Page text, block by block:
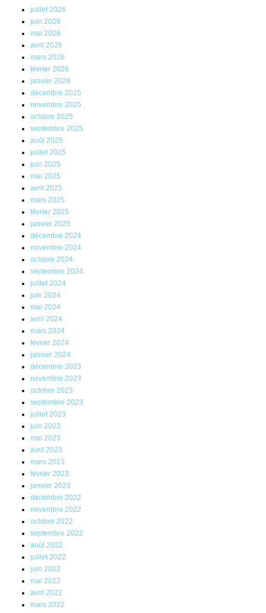
juillet 2026
juin 2026
mai 2026
avril 2026
mars 2026
février 2026
janvier 2026
décembre 2025
novembre 2025
octobre 2025
septembre 2025
août 2025
juillet 2025
juin 2025
mai 2025
avril 2025
mars 2025
février 2025
janvier 2025
décembre 2024
novembre 2024
octobre 2024
septembre 2024
juillet 2024
juin 2024
mai 2024
avril 2024
mars 2024
février 2024
janvier 2024
décembre 2023
novembre 2023
octobre 2023
septembre 2023
juillet 2023
juin 2023
mai 2023
avril 2023
mars 2023
février 2023
janvier 2023
décembre 2022
novembre 2022
octobre 2022
septembre 2022
août 2022
juillet 2022
juin 2022
mai 2022
avril 2022
mars 2022